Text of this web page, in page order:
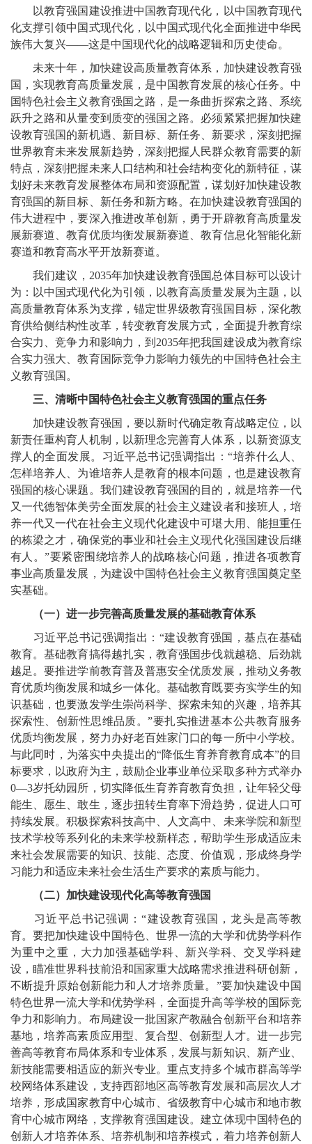
以教育强国建设推进中国教育现代化，以中国教育现代
化支撑引领中国式现代化，以中国式现代化全面推进中华民
族伟大复兴——这是中国现代化的战略逻辑和历史使命。
未来十年，加快建设高质量教育体系，加快建设教育强
国，实现教育高质量发展，是中国教育发展的核心任务。中
国特色社会主义教育强国之路，是一条曲折探索之路、系统
跃升之路和从量变到质变的强国之路。必须紧紧把握加快建
设教育强国的新机遇、新目标、新任务、新要求，深刻把握
世界教育未来发展新趋势，深刻把握人民群众教育需要的新
特点，深刻把握未来人口结构和社会结构变化的新特征，谋
划好未来教育发展整体布局和资源配置，谋划好加快建设教
育强国的新目标、新任务和新方略。在加快建设教育强国的
伟大进程中，要深入推进改革创新，勇于开辟教育高质量发
展新赛道、教育优质均衡发展新赛道、教育信息化智能化新
赛道和教育高水平开放新赛道。
我们建议，2035年加快建设教育强国总体目标可以设计
为：以中国式现代化为引领，以教育高质量发展为主题，以
高质量教育体系为支撑，锚定世界级教育强国目标，深化教
育供给侧结构性改革，转变教育发展方式，全面提升教育综
合实力、竞争力和影响力，到2035年把我国建设成为教育综
合实力强大、教育国际竞争力影响力领先的中国特色社会主
义教育强国。
三、清晰中国特色社会主义教育强国的重点任务
加快建设教育强国，要以新时代确定教育战略定位，以
新责任重构育人机制，以新理念完善育人体系，以新资源支
撑人的全面发展。习近平总书记强调指出：“培养什么人、
怎样培养人、为谁培养人是教育的根本问题，也是建设教育
强国的核心课题。我们建设教育强国的目的，就是培养一代
又一代德智体美劳全面发展的社会主义建设者和接班人，培
养一代又一代在社会主义现代化建设中可堪大用、能担重任
的栋梁之才，确保党的事业和社会主义现代化强国建设后继
有人。”要紧密围绕培养人的战略核心问题，推进各项教育
事业高质量发展，为建设中国特色社会主义教育强国奠定坚
实基础。
（一）进一步完善高质量发展的基础教育体系
习近平总书记强调指出：“建设教育强国，基点在基础
教育。基础教育搞得越扎实，教育强国步伐就越稳、后劲就
越足。要推进学前教育普及普惠安全优质发展，推动义务教
育优质均衡发展和城乡一体化。基础教育既要夯实学生的知
识基础，也要激发学生崇尚科学、探索未知的兴趣，培养其
探索性、创新性思维品质。”要扎实推进基本公共教育服务
优质均衡发展，努力办好老百姓家门口的每一所中小学校。
与此同时，为落实中央提出的“降低生育养育教育成本”的目
标要求，以政府为主，鼓励企业事业单位采取多种方式举办
0—3岁托幼园所，切实降低生育养育教育负担，让年轻父母
能生、愿生、敢生，逐步扭转生育率下滑趋势，促进人口可
持续发展。积极探索科技高中、人文高中、未来学院和新型
技术学校等系列化的未来学校新样态，帮助学生形成适应未
来社会发展需要的知识、技能、态度、价值观，形成终身学
习能力和适应未来社会生活生产要求的素质与能力。
（二）加快建设现代化高等教育强国
习近平总书记强调：“建设教育强国，龙头是高等教
育。要把加快建设中国特色、世界一流的大学和优势学科作
为重中之重，大力加强基础学科、新兴学科、交叉学科建
设，瞄准世界科技前沿和国家重大战略需求推进科研创新，
不断提升原始创新能力和人才培养质量。”要加快建设中国
特色世界一流大学和优势学科，全面提升高等学校的国际竞
争力和影响力。布局建设一批国家产教融合创新平台和培养
基地，培养高素质应用型、复合型、创新型人才。进一步完
善高等教育布局体系和专业体系，发展与新知识、新产业、
新技能需要相适应的新兴专业。重点支持多个城市群高等学
校网络体系建设，支持西部地区高等教育发展和高层次人才
培养，形成国家教育中心城市、省级教育中心城市和地市教
育中心城市网络，支撑教育强国建设。建立体现中国特色的
创新人才培养体系、培养机制和培养模式，着力培养创新人